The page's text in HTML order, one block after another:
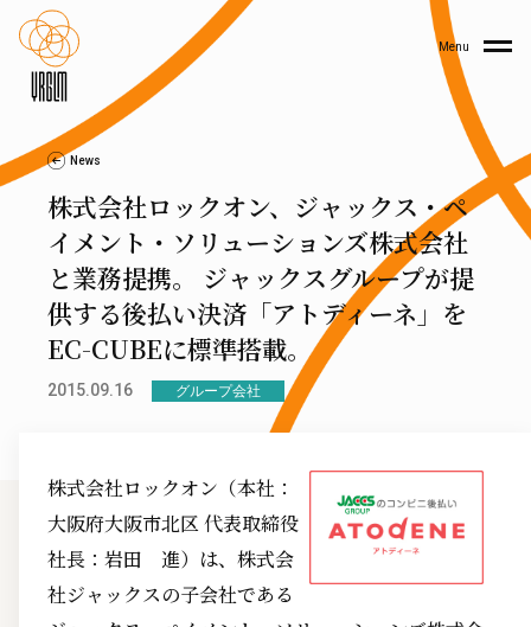
Menu
News
株式会社ロックオン、ジャックス・ペ
イメント・ソリューションズ株式会社
と業務提携。 ジャックスグループが提
供する後払い決済「アトディーネ」を
EC-CUBEに標準搭載。
2015.09.16 グループ会社
株式会社ロックオン（本社：
大阪府大阪市北区 代表取締役
社長：岩田 進）は、株式会
社ジャックスの子会社である